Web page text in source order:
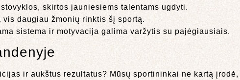
skirtos jauniesiems talentams ugdyti.
daugiau žmonių rinktis šį sportą.
sistema ir motyvacija galima varžytis su pajėgiausiais.
ir aukštus rezultatus? Mūsų sportininkai ne kartą